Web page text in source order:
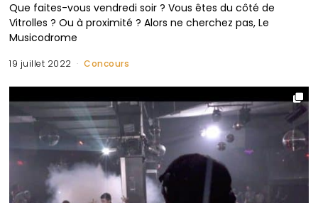
Que faites-vous vendredi soir ? Vous êtes du côté de
Vitrolles ? Ou à proximité ? Alors ne cherchez pas, Le
Musicodrome
19 juillet 2022 Concours